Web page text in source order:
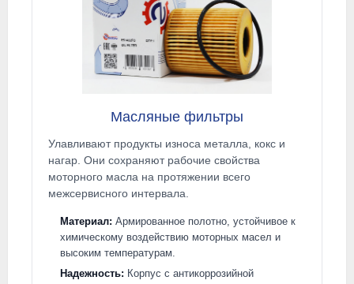
Масляные фильтры
Улавливают продукты износа металла, кокс и
нагар. Они сохраняют рабочие свойства
моторного масла на протяжении всего
межсервисного интервала.
Материал: Армированное полотно, устойчивое к
химическому воздействию моторных масел и
высоким температурам.
Надежность: Корпус с антикоррозийной